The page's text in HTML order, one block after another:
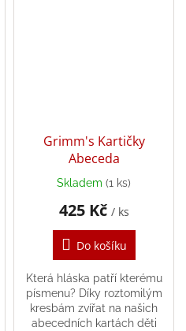
Grimm's Kartičky
Abeceda
Skladem (1 ks)
425 Kč / ks
Do košíku
Která hláska patří kterému
písmenu? Díky roztomilým
kresbám zvířat na našich
abecedních kartách děti